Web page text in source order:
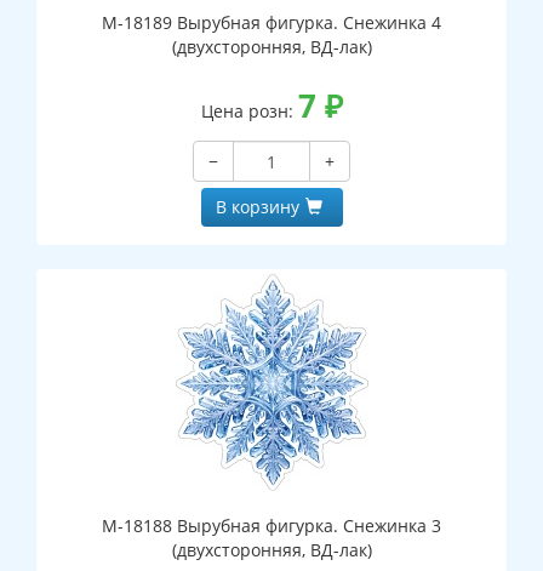
М-18189 Вырубная фигурка. Снежинка 4
(двухсторонняя, ВД-лак)
Цена розн: 7 ₽
−
+
В корзину
М-18188 Вырубная фигурка. Снежинка 3
(двухсторонняя, ВД-лак)